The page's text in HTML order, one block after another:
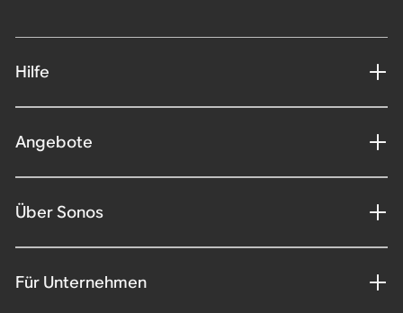
Hilfe
Angebote
Über Sonos
Für Unternehmen